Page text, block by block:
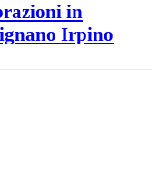
in
Irpino